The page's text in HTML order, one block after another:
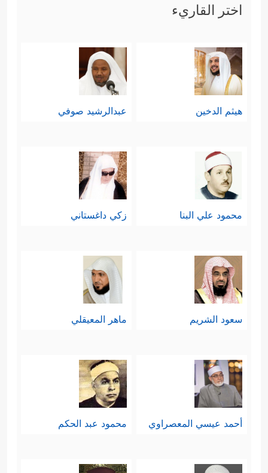
اختر القاريء
هيثم الدخين عبدالرشيد صوفي
محمود علي البنا زكي داغستاني
سعود الشريم ماهر المعيقلي
أحمد عيسي المعصراوي محمود عبد الحكم